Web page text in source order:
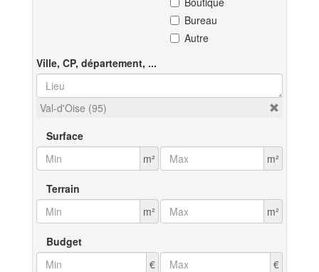
Bureau
Autre
Ville, CP, département, ...
Val-d'Oise (95)
Surface
m²
m²
Terrain
m²
m²
Budget
€
€